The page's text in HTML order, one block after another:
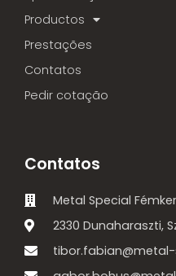
Productos
Prestações
Contatos
Pedir cotação
Contatos
Metal Special
2330 Dunaharaszti,